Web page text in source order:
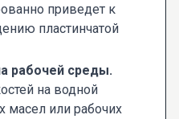
приведет к
пластинчатой
рабочей среды.
на водной
масел или рабочих